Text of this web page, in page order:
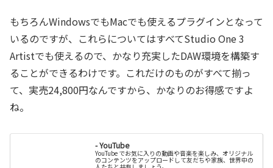
もちろんWindowsでもMacでも使えるプラグインとなって
いるのですが、これらについてはすべてStudio One 3
Artistでも使えるので、かなり充実したDAW環境を構築す
ることができるわけです。これだけのものがすべて揃っ
て、実売24,800円なんですから、かなりのお得感ですよ
ね。
- YouTube
YouTube でお気に入りの動画や音楽を楽しみ、オリジナル
のコンテンツをアップロードして友だちや家族、世界中の